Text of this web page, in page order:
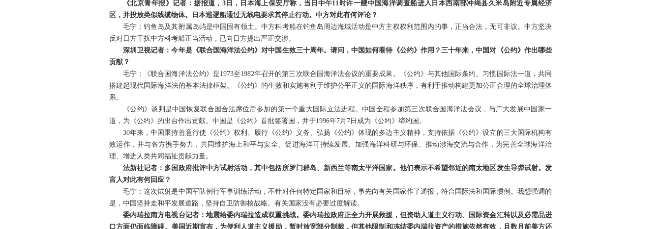
《北京青年报》记者：据报道，3日，日本海上保安厅称，当日中午11时许一艘中国海洋调查船进入日本西南部冲绳县久米岛附近专属经济
区，并投放类似线缆物体。日本巡逻船通过无线电要求其停止行动。中方对此有何评论？
毛宁：钓鱼岛及其附属岛屿是中国固有领土。中方科考船在钓鱼岛周边海域活动是中方主权权利范围内的事，正当合法，无可非议。中方坚决
反对日方干扰中方科考船正当活动，已向日方提出严正交涉。
深圳卫视记者：今年是《联合国海洋法公约》对中国生效三十周年。请问，中国如何看待《公约》作用？三十年来，中国对《公约》作出哪些
贡献？
毛宁：《联合国海洋法公约》是1973至1982年召开的第三次联合国海洋法会议的重要成果。《公约》与其他国际条约、习惯国际法一道，共同
搭建起现代国际海洋法的基本法律框架。《公约》的生效和实施有利于维护公平正义的国际海洋秩序，有利于推动构建更加公正合理的全球治理体
系。
《公约》谈判是中国恢复联合国合法席位后参加的第一个重大国际立法进程。中国全程参加第三次联合国海洋法会议，与广大发展中国家一
道，为《公约》的出台作出贡献。中国是《公约》首批签署国，并于1996年7月7日成为《公约》缔约国。
30年来，中国秉持善意行使《公约》权利、履行《公约》义务、弘扬《公约》体现的多边主义精神，支持依据《公约》设立的三大国际机构有
效运作，并与各方携手努力，共同维护海上和平与安全、促进海洋可持续发展、加强海洋科研与环保、推动涉海交流与合作，为完善全球海洋治
理、增进人类共同福祉贡献力量。
法新社记者：多国政府批评中方试射活动，其中包括所罗门群岛、新西兰等南太平洋国家。他们表示不希望邻近的南太地区发生导弹试射。发
言人对此有何回应？
毛宁：这次试射是中国军队例行军事训练活动，不针对任何特定国家和目标，事先向有关国家作了通报，符合国际法和国际惯例。我想强调的
是，中国坚持走和平发展道路，坚持自卫防御核战略。有关国家没有必要过度解读。
委内瑞拉南方电视台记者：地震给委内瑞拉造成双重挑战。委内瑞拉政府正全力开展救援，但资助人道主义行动、国际资金汇转以及必需品进
口方面仍面临障碍。美国近期宣布，为便利人道主义援助，暂时放宽部分制裁，但其他限制和冻结委内瑞拉资产的措施依然有效，且数月前美方还